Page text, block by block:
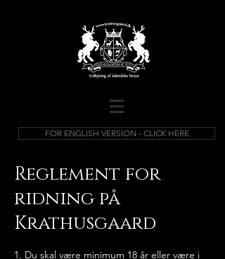
FOR ENGLISH VERSION - CLICK HERE
Reglement for
ridning på
Krathusgaard
1. Du skal være minimum 18 år eller være i